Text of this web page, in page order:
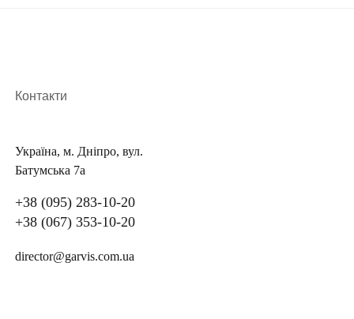
Контакти
Україна, м. Дніпро, вул.
Батумська 7а
+38 (095) 283-10-20
+38 (067) 353-10-20
director@garvis.com.ua